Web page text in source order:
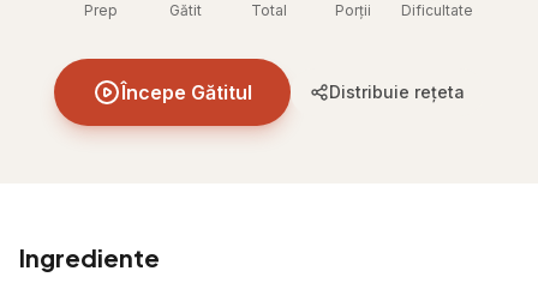
Prep Gătit Total Porții Dificultate
Începe Gătitul Distribuie rețeta
Ingrediente